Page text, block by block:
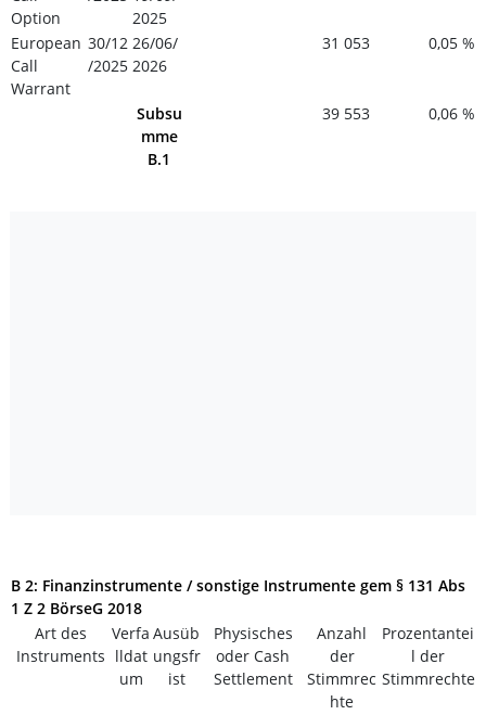
Option
2025
European
Call
Warrant
30/12
/2025
26/06/
2026
31 053 0,05 %
Subsu
mme
B.1
39 553 0,06 %
B 2: Finanzinstrumente / sonstige Instrumente gem § 131 Abs
1 Z 2 BörseG 2018
Art des
Instruments
Verfa
lldat
um
Ausüb
ungsfr
ist
Physisches
oder Cash
Settlement
Anzahl
der
Stimmrec
hte
Prozentantei
l der
Stimmrechte